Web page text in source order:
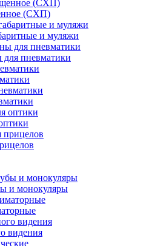
(СХП)
и муляжи
для пневматики
и монокуляры
видения